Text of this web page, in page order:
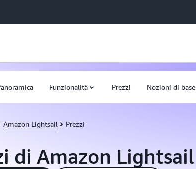
Funzionalità Prezzi Nozioni di base
Amazon Lightsail Prezzi
di Amazon Lightsail